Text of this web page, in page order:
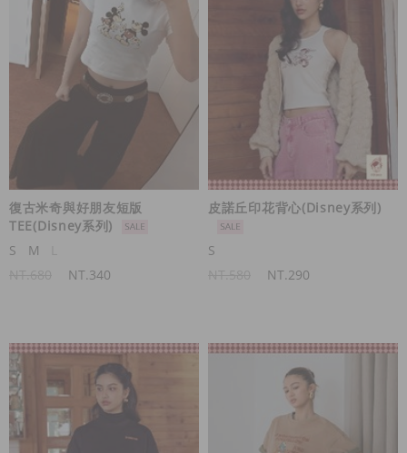
復古米奇與好朋友短版
TEE(Disney系列)
S
M
NT.340
皮諾丘印花背心(Disney系列)
S
NT.290